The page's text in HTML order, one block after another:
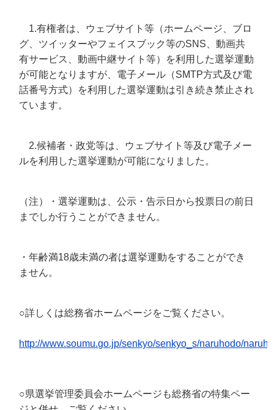
1.有権者は、ウェブサイト等（ホームページ、ブロ
グ、ツイッターやフェイスブック等のSNS、動画共
有サービス、動画中継サイト等）を利用した選挙運動
が可能となりますが、電子メール（SMTP方式及び電
話番号方式）を利用した選挙運動は引き続き禁止され
ています。
2.候補者・政党等は、ウェブサイト等及び電子メー
ルを利用した選挙運動が可能になりました。
（注）・選挙運動は、公示・告示日から投票日の前日
までしか行うことができません。
・年齢満18歳未満の者は選挙運動をすることができ
ません。
○詳しくは総務省ホームページをご覧ください。
http://www.soumu.go.jp/senkyo/senkyo_s/naruhodo/
○県選挙管理委員会ホームページも総務省の特集ペー